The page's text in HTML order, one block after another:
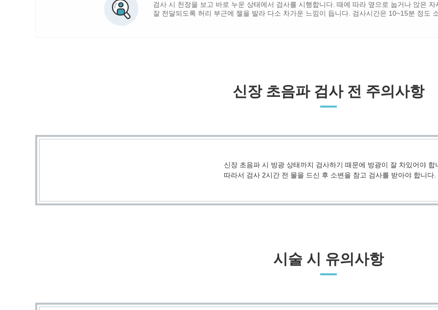
검사 시 천장을 보고 바로 누운 상태에서 검사를 시행합니다. 때에 따라 옆으로 눕거나 앉은
잘 전달되도록 허리 부근에 젤을 발라 다소 차가운 느낌이 듭니다. 검사시간은 10~15분 정도
신장 초음파 검사 전 주의사항
신장 초음파 시 방광 상태까지 검사하기 때문에 방광이 잘 차있어야 합
따라서 검사 2시간 전 물을 드신 후 소변을 참고 검사를 받아야 합니다.
시술 시 유의사항